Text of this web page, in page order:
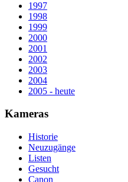
1997
1998
1999
2000
2001
2002
2003
2004
2005 - heute
Kameras
Historie
Neuzugänge
Listen
Gesucht
Canon